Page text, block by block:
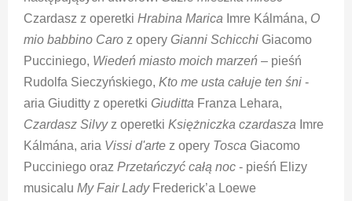
Czardasz z operetki Hrabina Marica Imre Kálmána, O
mio babbino Caro z opery Gianni Schicchi Giacomo
Pucciniego, Wiedeń miasto moich marzeń – pieśń
Rudolfa Sieczyńskiego, Kto me usta całuje ten śni -
aria Giuditty z operetki Giuditta Franza Lehara,
Czardasz Silvyz operetki Księżniczka czardasza Imre
Kálmána, aria Vissi d'arte z opery Tosca Giacomo
Pucciniego oraz Przetańczyć całą noc - pieśń Elizy
musicalu My Fair LadyFrederick’a Loewe